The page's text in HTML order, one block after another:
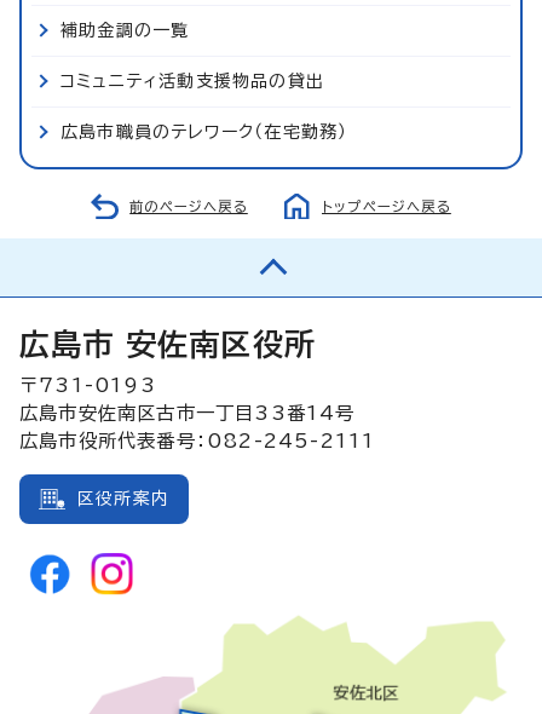
補助金調の一覧
コミュニティ活動支援物品の貸出
広島市職員のテレワーク（在宅勤務）
前のページへ戻る トップページへ戻る
広島市 安佐南区役所
〒731-0193
広島市安佐南区古市一丁目33番14号
広島市役所代表番号：082-245-2111
区役所案内